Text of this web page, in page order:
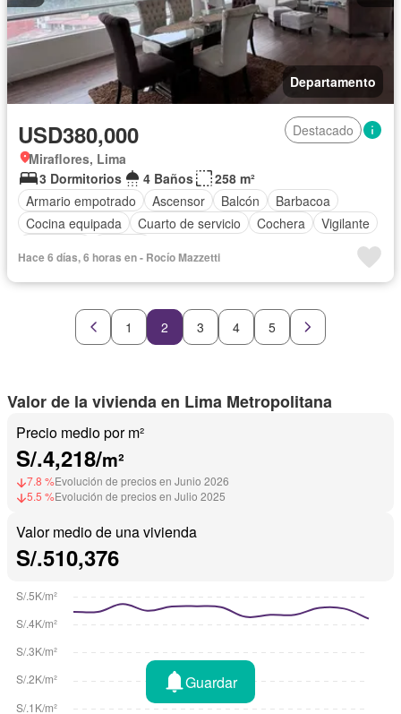
Departamento
USD380,000
Destacado
Miraflores, Lima
3 Dormitorios
4 Baños
258 m²
Armario empotrado
Ascensor Balcón
Barbacoa
Cocina equipada
Cuarto de servicio Cochera
Vigilante
Hace 6 días, 6 horas en - Rocío Mazzetti
1 2 3 4 5
Valor de la vivienda en Lima Metropolitana
Precio medio por m²
S/.4,218/m²
7.8 %Evolución de precios en Junio 2026
5.5 %Evolución de precios en Julio 2025
Valor medio de una vivienda
S/.510,376
Guardar